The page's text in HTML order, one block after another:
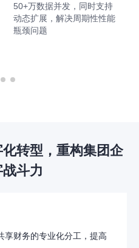
50+万数据并发，同时支持
动态扩展，解决周期性性能
瓶颈问题
转型，重构集团企
斗力
享财务的专业化分工，提高